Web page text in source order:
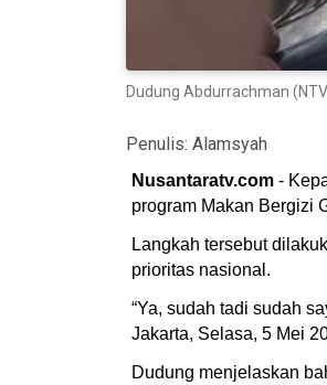
Dudung Abdurrachman
Penulis: Alamsyah
Nusantaratv.com -
program Makan Bergizi
Langkah tersebut
prioritas nasional.
“Ya, sudah tadi sudah
Jakarta, Selasa, 5 Mei
Dudung menjelaskan